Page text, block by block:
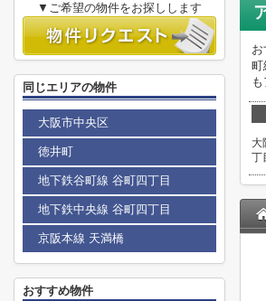
町
大
丁
▼ご希望の物件をお探しします
同じエリアの物件
大阪市中央区
徳井町
地下鉄谷町線 谷町四丁目
地下鉄中央線 谷町四丁目
京阪本線 天満橋
おすすめ物件